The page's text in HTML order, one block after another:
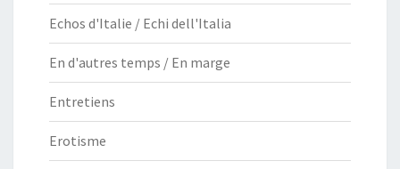
Echos d'Italie / Echi dell'Italia
En d'autres temps / En marge
Entretiens
Erotisme